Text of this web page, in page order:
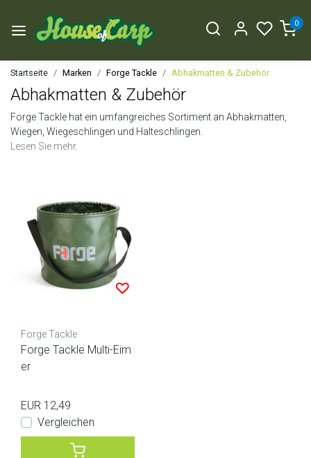
0
Startseite Marken Forge Tackle Abhakmatten & Zubehör
Abhakmatten & Zubehör
Forge Tackle hat ein umfangreiches Sortiment an Abhakmatten,
Wiegen, Wiegeschlingen und Halteschlingen.
Lesen Sie mehr.
Forge Tackle
Forge Tackle Multi-Eim
er
EUR 12,49
Vergleichen